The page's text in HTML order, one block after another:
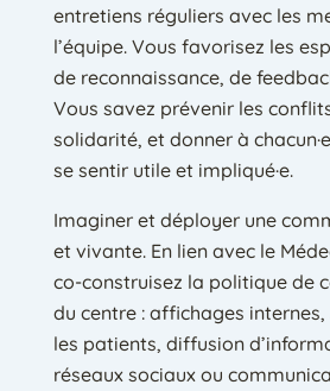
entretiens réguliers avec les
l’équipe. Vous favorisez les
de reconnaissance, de
Vous savez prévenir les
solidarité, et donner à
se sentir utile et impliqué·e.
Imaginer et déployer une
et vivante. En lien avec le
co-construisez la politique de
du centre : affichages
les patients, diffusion
réseaux sociaux ou